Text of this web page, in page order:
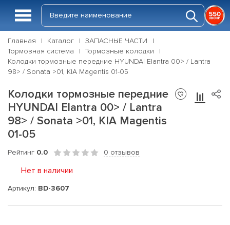
Главная Каталог
ЗАПАСНЫЕ ЧАСТИ
Тормозная система
Тормозные колодки
Колодки тормозные передние HYUNDAI Elantra 00> / Lantra
98> / Sonata >01, KIA Magentis 01-05
Колодки тормозные передние
HYUNDAI Elantra 00> / Lantra
98> / Sonata >01, KIA Magentis
01-05
Рейтинг 0.0 0 отзывов
Нет в наличии
Артикул: BD-3607